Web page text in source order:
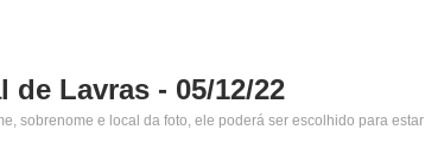
Lavras - 05/12/22
sobrenome e local da foto, ele poderá ser escolhido para estar